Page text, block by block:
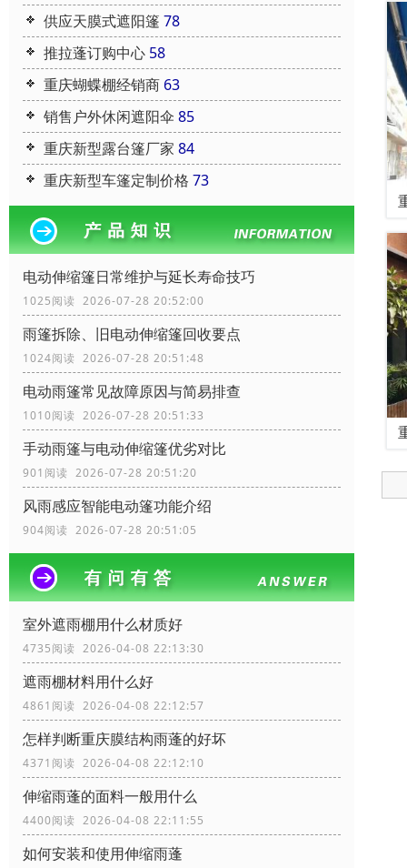
供应天膜式遮阳篷 78
推拉蓬订购中心 58
重庆蝴蝶棚经销商 63
销售户外休闲遮阳伞 85
重庆新型露台篷厂家 84
重庆新型车篷定制价格 73
电动伸缩篷日常维护与延长寿命技巧
1025阅读 2026-07-28 20:52:00
雨篷拆除、旧电动伸缩篷回收要点
1024阅读 2026-07-28 20:51:48
电动雨篷常见故障原因与简易排查
1010阅读 2026-07-28 20:51:33
手动雨篷与电动伸缩篷优劣对比
901阅读 2026-07-28 20:51:20
风雨感应智能电动篷功能介绍
904阅读 2026-07-28 20:51:05
室外遮雨棚用什么材质好
4735阅读 2026-04-08 22:13:30
遮雨棚材料用什么好
4861阅读 2026-04-08 22:12:57
怎样判断重庆膜结构雨蓬的好坏
4371阅读 2026-04-08 22:12:10
伸缩雨蓬的面料一般用什么
4400阅读 2026-04-08 22:11:55
如何安装和使用伸缩雨蓬